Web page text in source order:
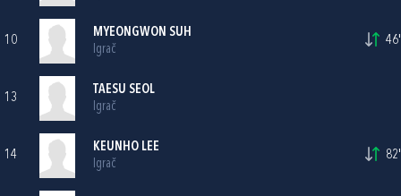
10
MYEONGWON SUH
Igrač
46'
13
TAESU SEOL
Igrač
14
KEUNHO LEE
Igrač
82'